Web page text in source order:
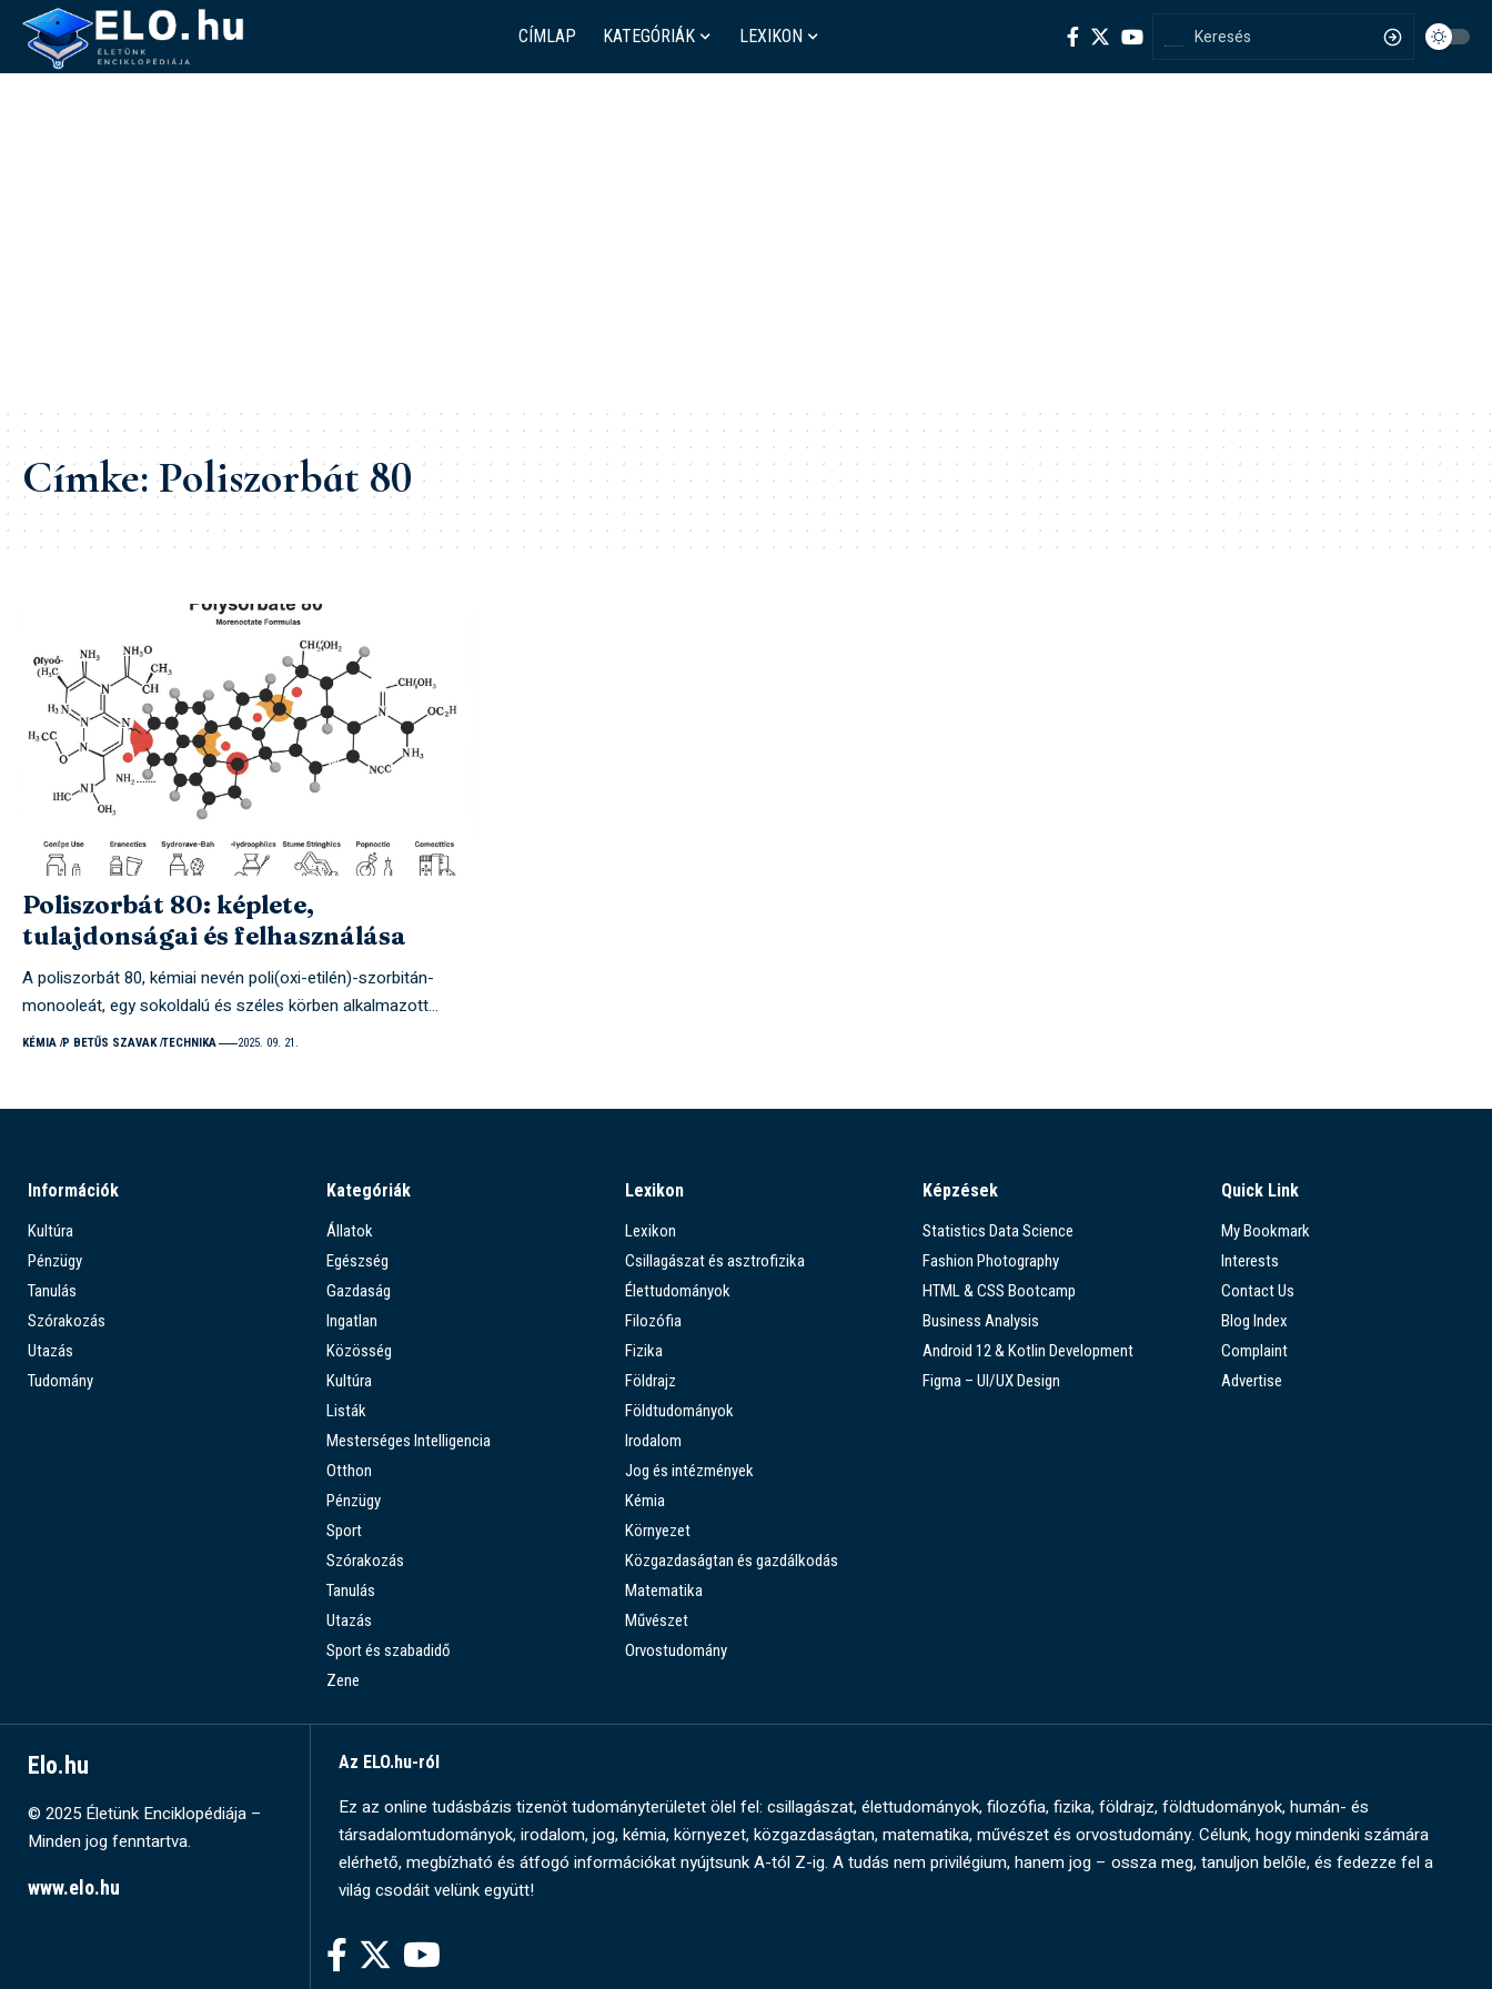
CÍMLAP KATEGÓRIÁK LEXIKON
Címke:Poliszorbát 80
Poliszorbát 80: képlete,
tulajdonságai és felhasználása
A poliszorbát 80, kémiai nevén poli(oxi-etilén)-szorbitán-
monooleát, egy sokoldalú és széles körben alkalmazott…
KÉMIA P BETŰS SZAVAK TECHNIKA 2025. 09. 21.
Információk
Kultúra
Pénzügy
Tanulás
Szórakozás
Utazás
Tudomány
Kategóriák
Állatok
Egészség
Gazdaság
Ingatlan
Közösség
Kultúra
Listák
Mesterséges Intelligencia
Otthon
Pénzügy
Sport
Szórakozás
Tanulás
Utazás
Sport és szabadidő
Zene
Lexikon
Lexikon
Csillagászat és asztrofizika
Élettudományok
Filozófia
Fizika
Földrajz
Földtudományok
Irodalom
Jog és intézmények
Kémia
Környezet
Közgazdaságtan és gazdálkodás
Matematika
Művészet
Orvostudomány
Képzések
Statistics Data Science
Fashion Photography
HTML & CSS Bootcamp
Business Analysis
Android 12 & Kotlin Development
Figma – UI/UX Design
Quick Link
My Bookmark
Interests
Contact Us
Blog Index
Complaint
Advertise
Elo.hu
© 2025 Életünk Enciklopédiája –
Minden jog fenntartva.
www.elo.hu
Az ELO.hu-ról
Ez az online tudásbázis tizenöt tudományterületet ölel fel: csillagászat, élettudományok, filozófia, fizika, földrajz, földtudományok, humán- és
társadalomtudományok, irodalom, jog, kémia, környezet, közgazdaságtan, matematika, művészet és orvostudomány. Célunk, hogy mindenki számára
elérhető, megbízható és átfogó információkat nyújtsunk A-tól Z-ig. A tudás nem privilégium, hanem jog – ossza meg, tanuljon belőle, és fedezze fel a
világ csodáit velünk együtt!